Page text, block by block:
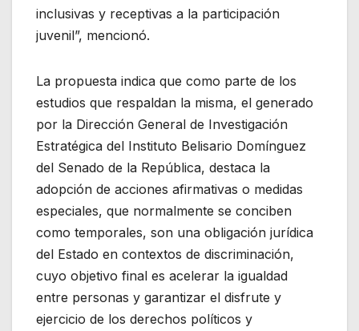
inclusivas y receptivas a la participación
juvenil”, mencionó.
La propuesta indica que como parte de los
estudios que respaldan la misma, el generado
por la Dirección General de Investigación
Estratégica del Instituto Belisario Domínguez
del Senado de la República, destaca la
adopción de acciones afirmativas o medidas
especiales, que normalmente se conciben
como temporales, son una obligación jurídica
del Estado en contextos de discriminación,
cuyo objetivo final es acelerar la igualdad
entre personas y garantizar el disfrute y
ejercicio de los derechos políticos y